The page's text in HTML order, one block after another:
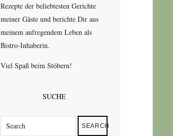
Rezepte der beliebtesten Gerichte
meiner Gäste und berichte Dir aus
meinem aufregendem Leben als
Bistro-Inhaberin.
Viel Spaß beim Stöbern!
SUCHE
SEARCH